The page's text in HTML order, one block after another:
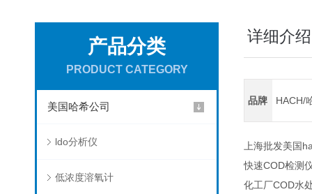
产品分类
PRODUCT CATEGORY
美国哈希公司
ldo分析仪
低浓度溶氧计
详细介绍
品牌 HACH/
上海批发美国
快速COD检测
化工厂COD水